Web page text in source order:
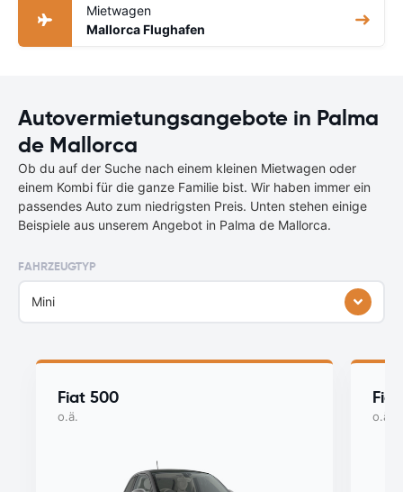
Mietwagen
Mallorca Flughafen
Autovermietungsangebote in Palma
de Mallorca
Ob du auf der Suche nach einem kleinen Mietwagen oder
einem Kombi für die ganze Familie bist. Wir haben immer ein
passendes Auto zum niedrigsten Preis. Unten stehen einige
Beispiele aus unserem Angebot in Palma de Mallorca.
FAHRZEUGTYP
Mini
Fiat 500
o.ä. o.ä.